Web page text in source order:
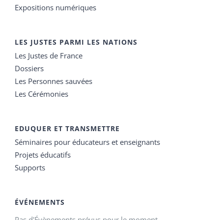
Expositions numériques
LES JUSTES PARMI LES NATIONS
Les Justes de France
Dossiers
Les Personnes sauvées
Les Cérémonies
EDUQUER ET TRANSMETTRE
Séminaires pour éducateurs et enseignants
Projets éducatifs
Supports
ÉVÉNEMENTS